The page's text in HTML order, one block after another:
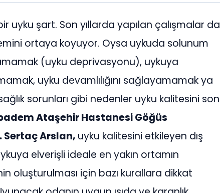
uyku şart. Son yıllarda yapılan çalışmalar da
ortaya koyuyor. Oysa uykuda solunum
(uyku deprivasyonu), uykuya
uyku devamlılığını sağlayamamak ya
sorunları gibi nedenler uyku kalitesini son
Ataşehir Hastanesi Göğüs
Sertaç Arslan, uyku kalitesini etkileyen dış
elverişli ideale en yakın ortamın
oluşturulması için bazı kurallara dikkat